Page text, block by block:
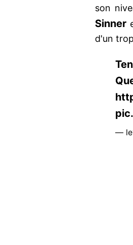
son
Sinner
d'un
—